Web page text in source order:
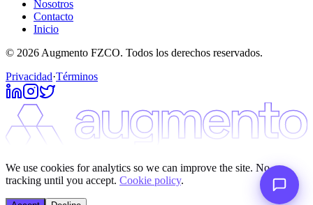
Nosotros
Contacto
Inicio
© 2026 Augmento FZCO. Todos los derechos reservados.
Privacidad·Términos
We use cookies for analytics so we can improve the site. No
tracking until you accept. Cookie policy.